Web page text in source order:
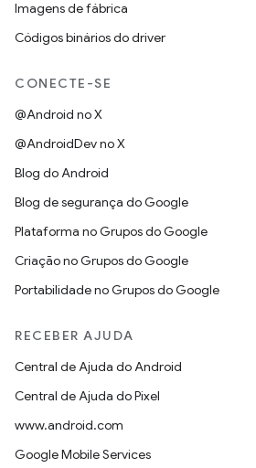
Imagens de fábrica
Códigos binários do driver
CONECTE-SE
@Android no X
@AndroidDev no X
Blog do Android
Blog de segurança do Google
Plataforma no Grupos do Google
Criação no Grupos do Google
Portabilidade no Grupos do Google
RECEBER AJUDA
Central de Ajuda do Android
Central de Ajuda do Pixel
www.android.com
Google Mobile Services